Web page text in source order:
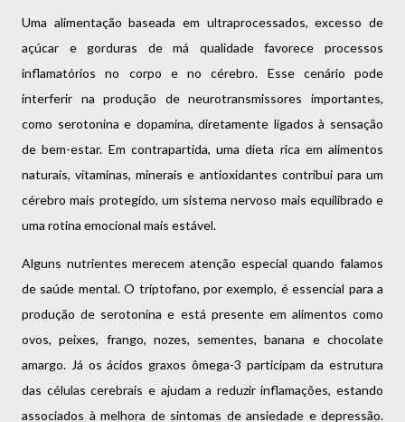
Uma alimentação baseada em ultraprocessados, excesso de
açúcar e gorduras de má qualidade favorece processos
inflamatórios no corpo e no cérebro. Esse cenário pode
interferir na produção de neurotransmissores importantes,
como serotonina e dopamina, diretamente ligados à sensação
de bem-estar. Em contrapartida, uma dieta rica em alimentos
naturais, vitaminas, minerais e antioxidantes contribui para um
cérebro mais protegido, um sistema nervoso mais equilibrado e
uma rotina emocional mais estável.
Alguns nutrientes merecem atenção especial quando falamos
de saúde mental. O triptofano, por exemplo, é essencial para a
produção de serotonina e está presente em alimentos como
ovos, peixes, frango, nozes, sementes, banana e chocolate
amargo. Já os ácidos graxos ômega-3 participam da estrutura
das células cerebrais e ajudam a reduzir inflamações, estando
associados à melhora de sintomas de ansiedade e depressão.